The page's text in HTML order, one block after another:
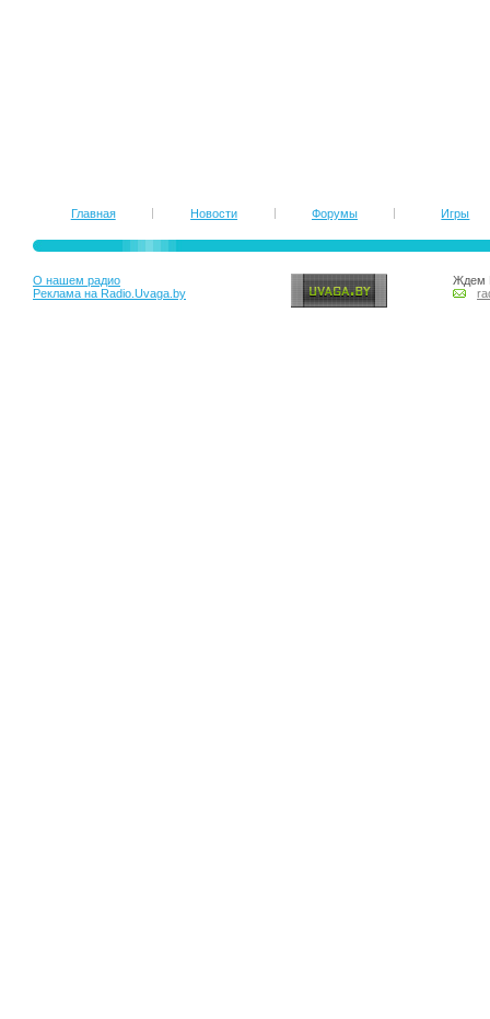
Главная Новости Форумы Игры
О нашем радио
Реклама на Radio.Uvaga.by
Ждем